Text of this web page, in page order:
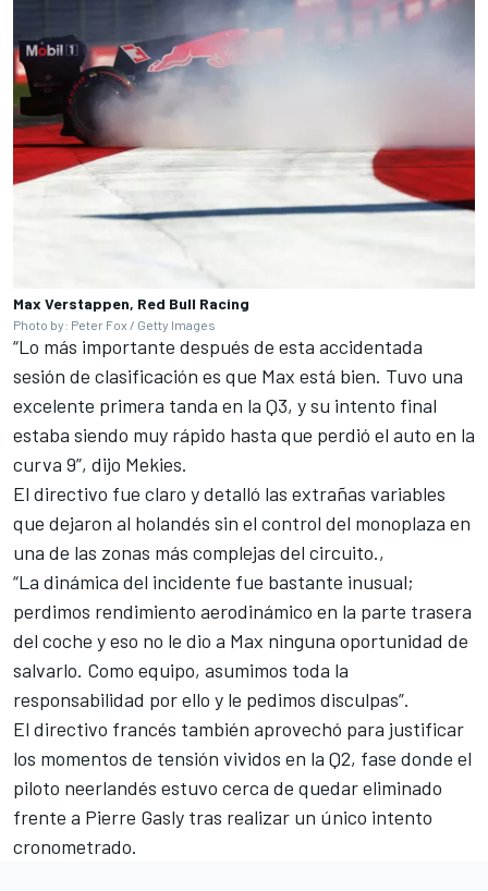
Max Verstappen, Red Bull Racing
Photo by: Peter Fox / Getty Images
“Lo más importante después de esta accidentada
sesión de clasificación es que Max está bien. Tuvo una
excelente primera tanda en la Q3, y su intento final
estaba siendo muy rápido hasta que perdió el auto en la
curva 9”, dijo Mekies.
El directivo fue claro y detalló las extrañas variables
que dejaron al holandés sin el control del monoplaza en
una de las zonas más complejas del circuito.,
“La dinámica del incidente fue bastante inusual;
perdimos rendimiento aerodinámico en la parte trasera
del coche y eso no le dio a Max ninguna oportunidad de
salvarlo. Como equipo, asumimos toda la
responsabilidad por ello y le pedimos disculpas”.
El directivo francés también aprovechó para justificar
los momentos de tensión vividos en la Q2, fase donde el
piloto neerlandés estuvo cerca de quedar eliminado
frente a Pierre Gasly tras realizar un único intento
cronometrado.